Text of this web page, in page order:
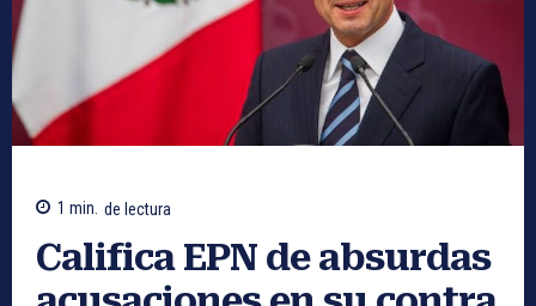
1 min. de lectura
Califica EPN de absurdas